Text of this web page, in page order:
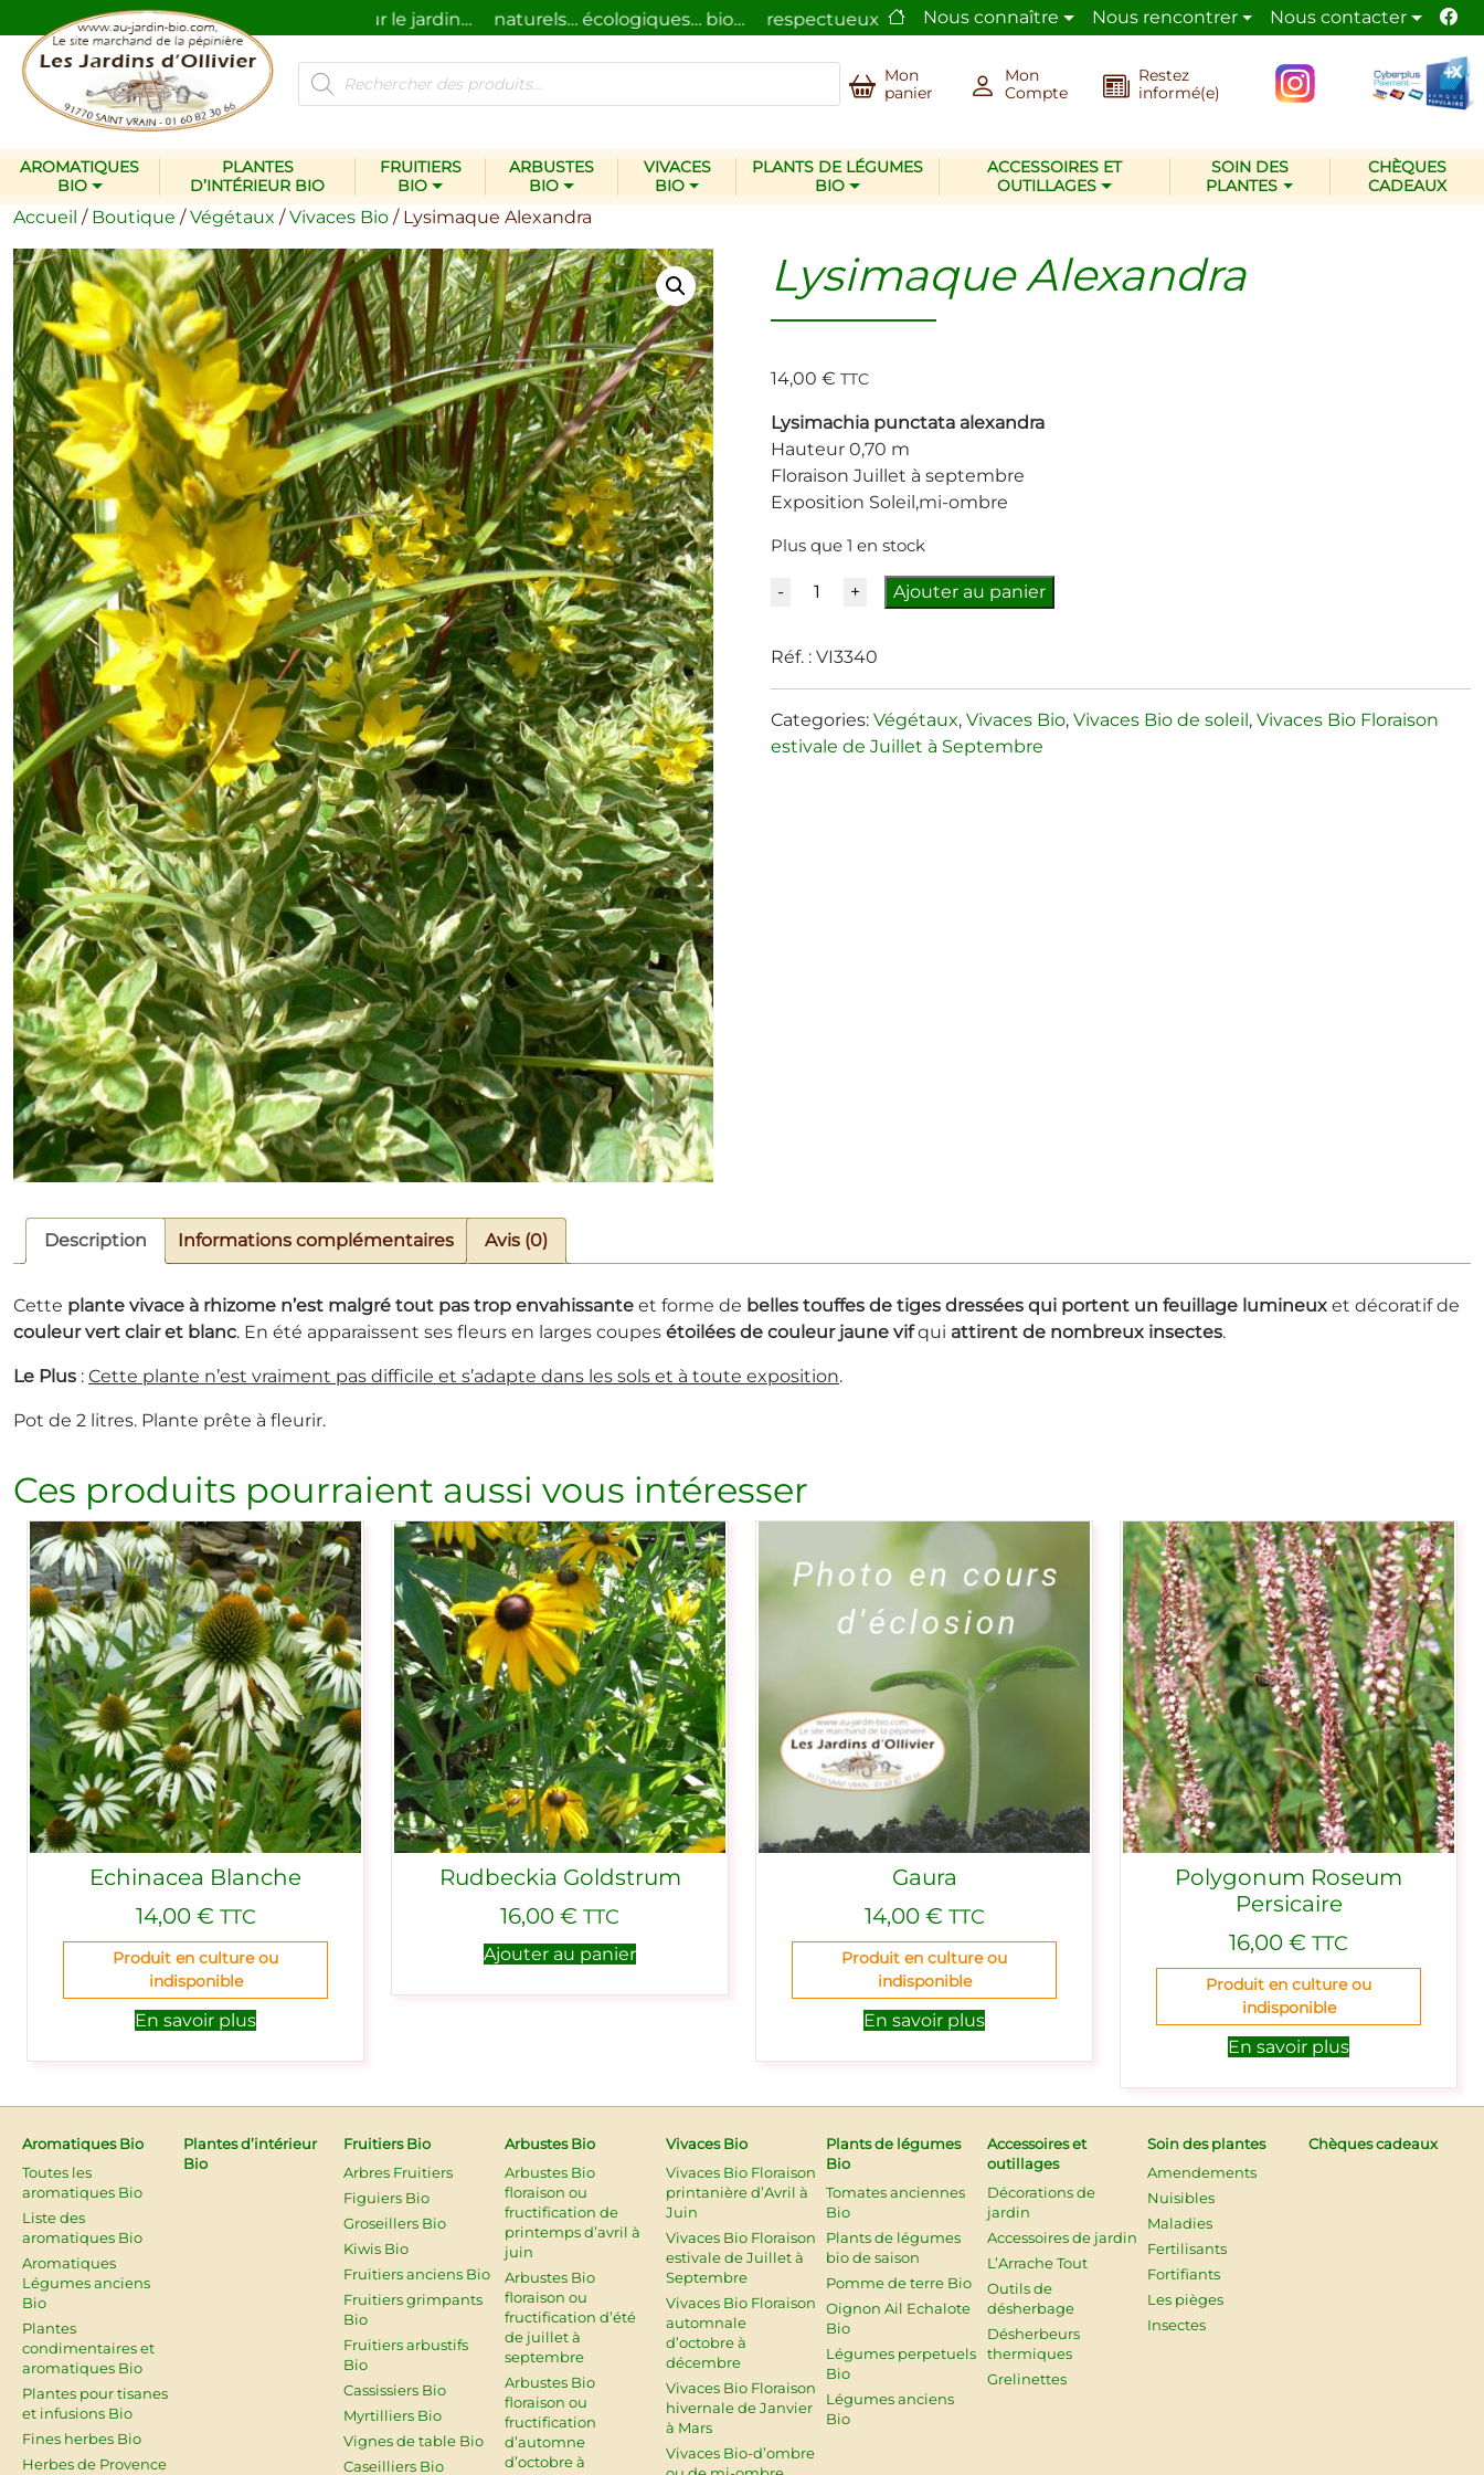
Des plantes et des produits pour le jardin… naturels… écologiques… bio… respectueux de l’homme et de la nature. La pépinière Les Jardins d’Ollivier
Nous connaître Nous rencontrer Nous contacter
Recherche
de
produits
Mon
panier
Mon
Compte
Restez
informé(e)
AROMATIQUES
BIO
PLANTES
D’INTÉRIEUR BIO
FRUITIERS
BIO
ARBUSTES
BIO
VIVACES
BIO
PLANTS DE LÉGUMES
BIO
ACCESSOIRES ET
OUTILLAGES
SOIN DES
PLANTES
CHÈQUES
CADEAUX
Accueil / Boutique /Végétaux /Vivaces Bio / Lysimaque Alexandra
Lysimaque Alexandra
14,00€ TTC
Lysimachia punctata alexandra
Hauteur 0,70 m
Floraison Juillet à septembre
Exposition Soleil,mi-ombre
Plus que 1 en stock
Quantité Ajouter au panier
Réf. :VI3340
Categories:Végétaux,Vivaces Bio,Vivaces Bio de soleil,Vivaces Bio Floraison
estivale de Juillet à Septembre
Description Informations complémentaires Avis (0)
Cette plante vivace à rhizome n’est malgré tout pas trop envahissante et forme de belles touffes de tiges dressées qui portent un feuillage lumineux et décoratif de
couleur vert clair et blanc. En été apparaissent ses fleurs en larges coupes étoilées de couleur jaune vifqui attirent de nombreux insectes.
Le Plus : Cette plante n’est vraiment pas difficile et s’adapte dans les sols et à toute exposition.
Pot de 2 litres. Plante prête à fleurir.
Ces produits pourraient aussi vous intéresser
Echinacea Blanche
14,00 € TTC
Produit en culture ou
indisponible
En savoir plus
Rudbeckia Goldstrum
16,00 € TTC
Ajouter au panier
Gaura
14,00 € TTC
Produit en culture ou
indisponible
En savoir plus
Polygonum Roseum
Persicaire
16,00 € TTC
Produit en culture ou
indisponible
En savoir plus
Aromatiques Bio
Toutes les
aromatiques Bio
Liste des
aromatiques Bio
Aromatiques
Légumes anciens
Bio
Plantes
condimentaires et
aromatiques Bio
Plantes pour tisanes
et infusions Bio
Fines herbes Bio
Herbes de Provence
Plantes d’intérieur
Bio
Fruitiers Bio
Arbres Fruitiers
Figuiers Bio
Groseillers Bio
Kiwis Bio
Fruitiers anciens Bio
Fruitiers grimpants
Bio
Fruitiers arbustifs
Bio
Cassissiers Bio
Myrtilliers Bio
Vignes de table Bio
Caseilliers Bio
Arbustes Bio
Arbustes Bio
floraison ou
fructification de
printemps d’avril à
juin
Arbustes Bio
floraison ou
fructification d’été
de juillet à
septembre
Arbustes Bio
floraison ou
fructification
d’automne
d’octobre à
Vivaces Bio
Vivaces Bio Floraison
printanière d’Avril à
Juin
Vivaces Bio Floraison
estivale de Juillet à
Septembre
Vivaces Bio Floraison
automnale
d’octobre à
décembre
Vivaces Bio Floraison
hivernale de Janvier
à Mars
Vivaces Bio-d’ombre
Plants de légumes
Bio
Tomates anciennes
Bio
Plants de légumes
bio de saison
Pomme de terre Bio
Oignon Ail Echalote
Bio
Légumes perpetuels
Bio
Légumes anciens
Bio
Accessoires et
outillages
Décorations de
jardin
Accessoires de jardin
L’Arrache Tout
Outils de
désherbage
Désherbeurs
thermiques
Grelinettes
Soin des plantes
Amendements
Nuisibles
Maladies
Fertilisants
Fortifiants
Les pièges
Insectes
Chèques cadeaux